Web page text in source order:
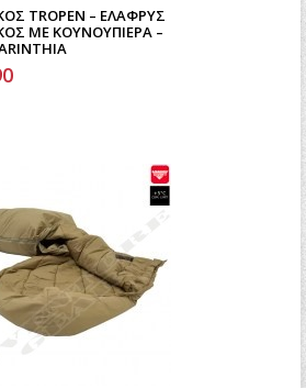
TROPEN – ΕΛΑΦΡΎΣ
ΜΕ ΚΟΥΝΟΥΠΙΈΡΑ –